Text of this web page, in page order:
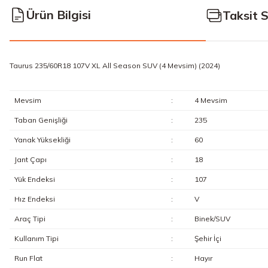
Ürün Bilgisi Taksit
Taurus 235/60R18 107V XL All Season SUV (4 Mevsim) (2024)
Mevsim : 4 Mevsim
Taban Genişliği : 235
Yanak Yüksekliği : 60
Jant Çapı : 18
Yük Endeksi : 107
Hız Endeksi : V
Araç Tipi : Binek/SUV
Kullanım Tipi : Şehir İçi
Run Flat : Hayır